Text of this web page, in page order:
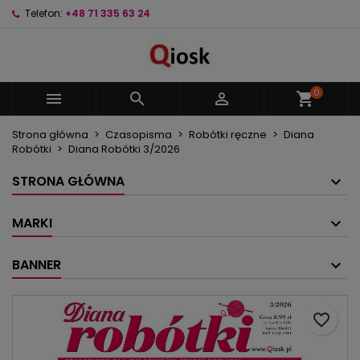
Telefon: +48 71 335 63 24
   shopping_cart0
Strona główna Czasopisma Robótki ręczne
Diana
Robótki
Diana Robótki 3/2026
STRONA GŁÓWNA
MARKI
BANNER
favorite_border
Nazwa listy życzeń
Anuluj
Musisz być zalogowany by zapisać produkty na
swojej liście życzeń.
Anuluj Zaloguj się